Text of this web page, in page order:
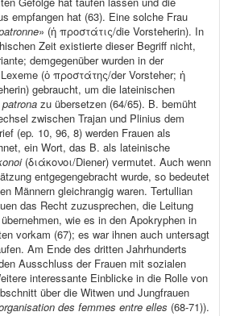
empfangen hat (63). Eine solche Frau
» (ἡ προστάτις/die Vorsteherin). In
Zeit existierte dieser Begriff nicht,
demgegenüber wurden in der
(ὁ προστάτης/der Vorsteher; ἡ
gebraucht, um die lateinischen
patrona zu übersetzen (64/65). B. bemüht
zwischen Trajan und Plinius dem
(ep. 10, 96, 8) werden Frauen als
ein Wort, das B. als lateinische
(διάκονοι/Diener) vermutet. Auch wenn
entgegengebracht wurde, so bedeutet
Männern gleichrangig waren. Tertullian
das Recht zuzusprechen, die Leitung
wie es in den Apokryphen in
vorkam (67); es war ihnen auch untersagt
Am Ende des dritten Jahrhunderts
Ausschluss der Frauen mit sozialen
interessante Einblicke in die Rolle von
über die Witwen und Jungfrauen
des femmes entre elles (68-71)).